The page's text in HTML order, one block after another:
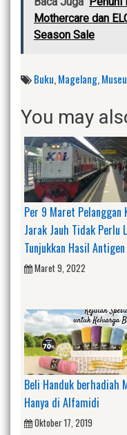
Mothercare dan
Season Sale
Buku,Magelang,
You may
Per 9 Maret Pelanggan
Jarak Jauh Tidak Perlu
Tunjukkan Hasil Antigen
Maret 9, 2022
Beli Handuk berhadiah
Hanya di Alfamidi
Oktober 17, 2019